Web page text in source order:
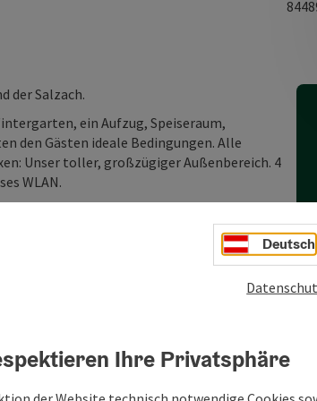
der Salzach.
ein Aufzug, Speiseraum,
den Gästen ideale Bedingungen. Alle
Unser toller, großzügiger Außenbereich. 4
WLAN.
Deutsch
Ihre Privatsphäre